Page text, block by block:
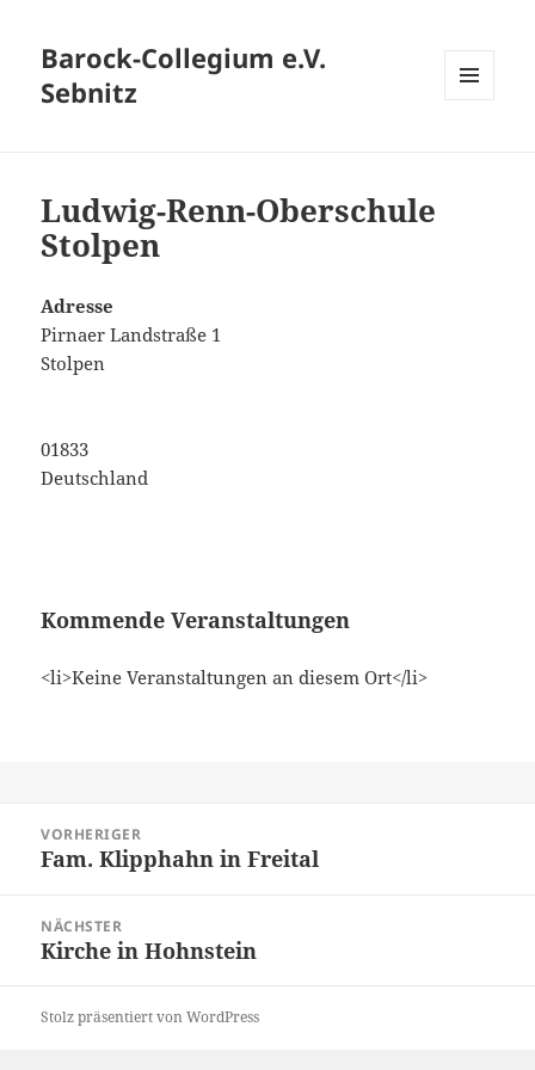
Barock-Collegium e.V.
Sebnitz
Ludwig-Renn-Oberschule
Stolpen
Adresse
Pirnaer Landstraße 1
Stolpen
01833
Deutschland
Kommende Veranstaltungen
<li>Keine Veranstaltungen an diesem Ort</li>
VORHERIGER
Vorheriger
Fam. Klipphahn in Freital
NÄCHSTER
Nächster
Kirche in Hohnstein
Stolz präsentiert von WordPress